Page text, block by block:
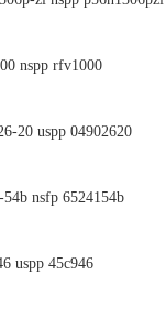
nspp rfv1000
20 uspp 04902620
nsfp 6524154b
uspp 45c946